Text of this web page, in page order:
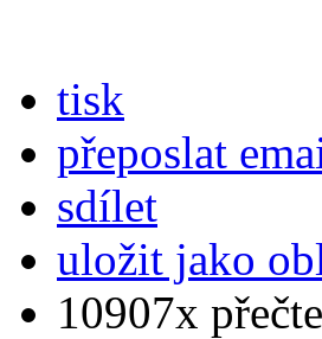
tisk
přeposlat
sdílet
uložit jako
10907x